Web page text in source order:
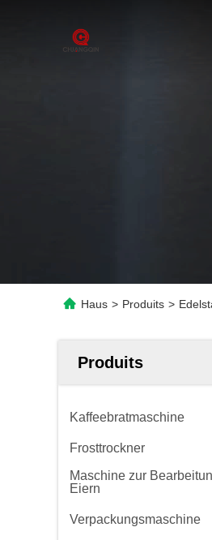
Haus > Produits >
Produits
Kaffeebratmaschine
Frosttrockner
Maschine zur
Eiern
Verpackungsmaschine